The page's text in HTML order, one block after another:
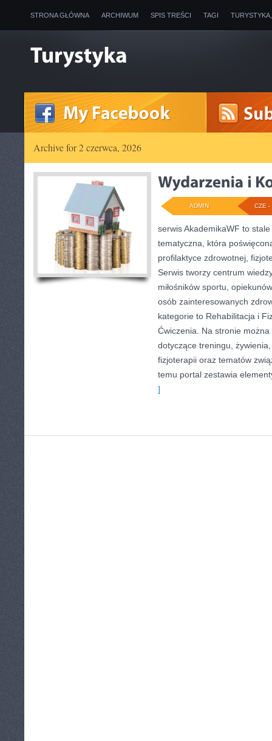
STRONA GŁÓWNA ARCHIWUM SPIS TREŚCI TAGI
Archive for 2 czerwca, 2026
CZE -
ADMIN
serwis AkademikaWF to
tematyczna, która
profilaktyce zdrowotnej,
Serwis tworzy centrum
miłośników sportu,
osób zainteresowanych
kategorie to Rehabilitacja i
Ćwiczenia. Na stronie można
dotyczące treningu,
fizjoterapii oraz tematów
temu portal zestawia
]